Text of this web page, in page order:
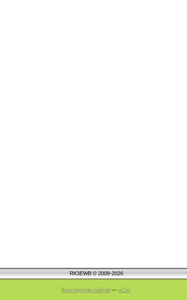
RK3EWB © 2009-2026
Конструктор сайтов — uCoz